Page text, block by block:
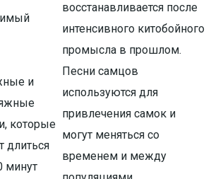
восстанавливается после
интенсивного китобойного
промысла в прошлом.
и
которые
длиться
минут
Песни самцов
используются для
привлечения самок и
могут меняться со
временем и между